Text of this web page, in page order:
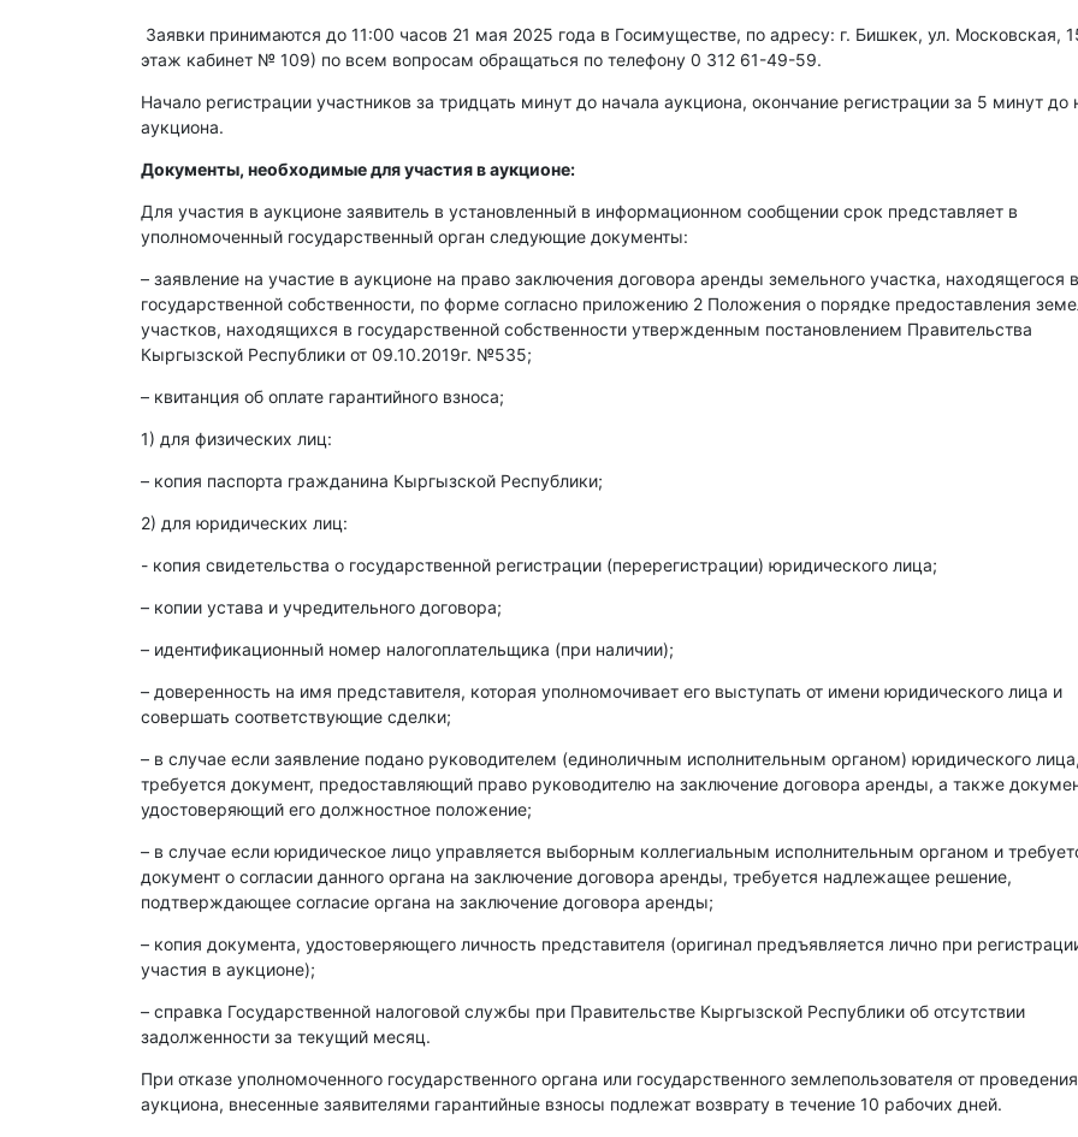
Заявки принимаются до 11:00 часов 21 мая 2025 года в Госимуществе, по адресу: г. Бишкек, ул. Московская,
этаж кабинет № 109) по всем вопросам обращаться по телефону 0 312 61-49-59.
Начало регистрации участников за тридцать минут до начала аукциона, окончание регистрации за 5 минут до
аукциона.
Документы, необходимые для участия в аукционе:
Для участия в аукционе заявитель в установленный в информационном сообщении срок представляет в
уполномоченный государственный орган следующие документы:
– заявление на участие в аукционе на право заключения договора аренды земельного участка, находящегося в
государственной собственности, по форме согласно приложению 2 Положения о порядке предоставления
участков, находящихся в государственной собственности утвержденным постановлением Правительства
Кыргызской Республики от 09.10.2019г. №535;
– квитанция об оплате гарантийного взноса;
1) для физических лиц:
– копия паспорта гражданина Кыргызской Республики;
2) для юридических лиц:
- копия свидетельства о государственной регистрации (перерегистрации) юридического лица;
– копии устава и учредительного договора;
– идентификационный номер налогоплательщика (при наличии);
– доверенность на имя представителя, которая уполномочивает его выступать от имени юридического лица и
совершать соответствующие сделки;
– в случае если заявление подано руководителем (единоличным исполнительным органом) юридического лица,
требуется документ, предоставляющий право руководителю на заключение договора аренды, а также
удостоверяющий его должностное положение;
– в случае если юридическое лицо управляется выборным коллегиальным исполнительным органом и
документ о согласии данного органа на заключение договора аренды, требуется надлежащее решение,
подтверждающее согласие органа на заключение договора аренды;
– копия документа, удостоверяющего личность представителя (оригинал предъявляется лично при
участия в аукционе);
– справка Государственной налоговой службы при Правительстве Кыргызской Республики об отсутствии
задолженности за текущий месяц.
При отказе уполномоченного государственного органа или государственного землепользователя от проведения
аукциона, внесенные заявителями гарантийные взносы подлежат возврату в течение 10 рабочих дней.